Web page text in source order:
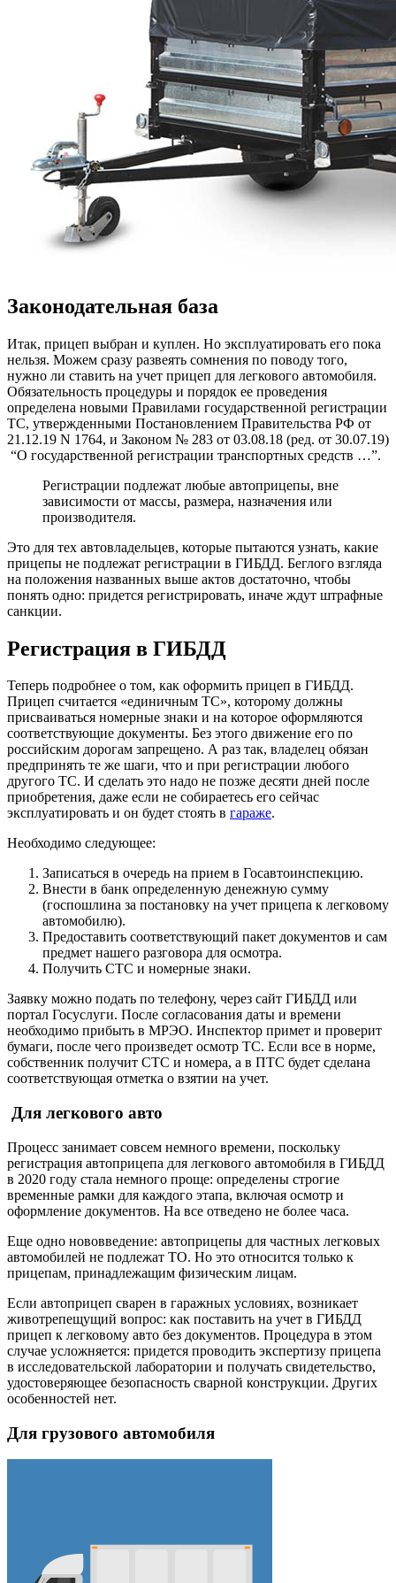
Законодательная база
Итак, прицеп выбран и куплен. Но эксплуатировать его пока
нельзя. Можем сразу развеять сомнения по поводу того,
нужно ли ставить на учет прицеп для легкового автомобиля.
Обязательность процедуры и порядок ее проведения
определена новыми Правилами государственной регистрации
ТС, утвержденными Постановлением Правительства РФ от
21.12.19 N 1764, и Законом № 283 от 03.08.18 (ред. от 30.07.19)
“О государственной регистрации транспортных средств …”.
Регистрации подлежат любые автоприцепы, вне
зависимости от массы, размера, назначения или
производителя.
Это для тех автовладельцев, которые пытаются узнать, какие
прицепы не подлежат регистрации в ГИБДД. Беглого взгляда
на положения названных выше актов достаточно, чтобы
понять одно: придется регистрировать, иначе ждут штрафные
санкции.
Регистрация в ГИБДД
Теперь подробнее о том, как оформить прицеп в ГИБДД.
Прицеп считается «единичным ТС», которому должны
присваиваться номерные знаки и на которое оформляются
соответствующие документы. Без этого движение его по
российским дорогам запрещено. А раз так, владелец обязан
предпринять те же шаги, что и при регистрации любого
другого ТС. И сделать это надо не позже десяти дней после
приобретения, даже если не собираетесь его сейчас
эксплуатировать и он будет стоять в гараже.
Необходимо следующее:
Записаться в очередь на прием в Госавтоинспекцию.
Внести в банк определенную денежную сумму
(госпошлина за постановку на учет прицепа к легковому
автомобилю).
Предоставить соответствующий пакет документов и сам
предмет нашего разговора для осмотра.
Получить СТС и номерные знаки.
Заявку можно подать по телефону, через сайт ГИБДД или
портал Госуслуги. После согласования даты и времени
необходимо прибыть в МРЭО. Инспектор примет и проверит
бумаги, после чего произведет осмотр ТС. Если все в норме,
собственник получит СТС и номера, а в ПТС будет сделана
соответствующая отметка о взятии на учет.
Для легкового авто
Процесс занимает совсем немного времени, поскольку
регистрация автоприцепа для легкового автомобиля в ГИБДД
в 2020 году стала немного проще: определены строгие
временные рамки для каждого этапа, включая осмотр и
оформление документов. На все отведено не более часа.
Еще одно нововведение: автоприцепы для частных легковых
автомобилей не подлежат ТО. Но это относится только к
прицепам, принадлежащим физическим лицам.
Если автоприцеп сварен в гаражных условиях, возникает
животрепещущий вопрос: как поставить на учет в ГИБДД
прицеп к легковому авто без документов. Процедура в этом
случае усложняется: придется проводить экспертизу прицепа
в исследовательской лаборатории и получать свидетельство,
удостоверяющее безопасность сварной конструкции. Других
особенностей нет.
Для грузового автомобиля